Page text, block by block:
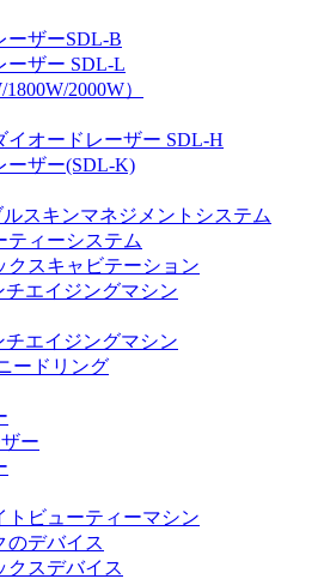
ーザーSDL-B
ーザー SDL-L
2000W）
イオードレーザー SDL-H
ーザー(SDL-K)
スキンマネジメントシステム
ティーシステム
クスキャビテーション
チエイジングマシン
チエイジングマシン
ードリング
ー
トビューティーマシン
のデバイス
クスデバイス